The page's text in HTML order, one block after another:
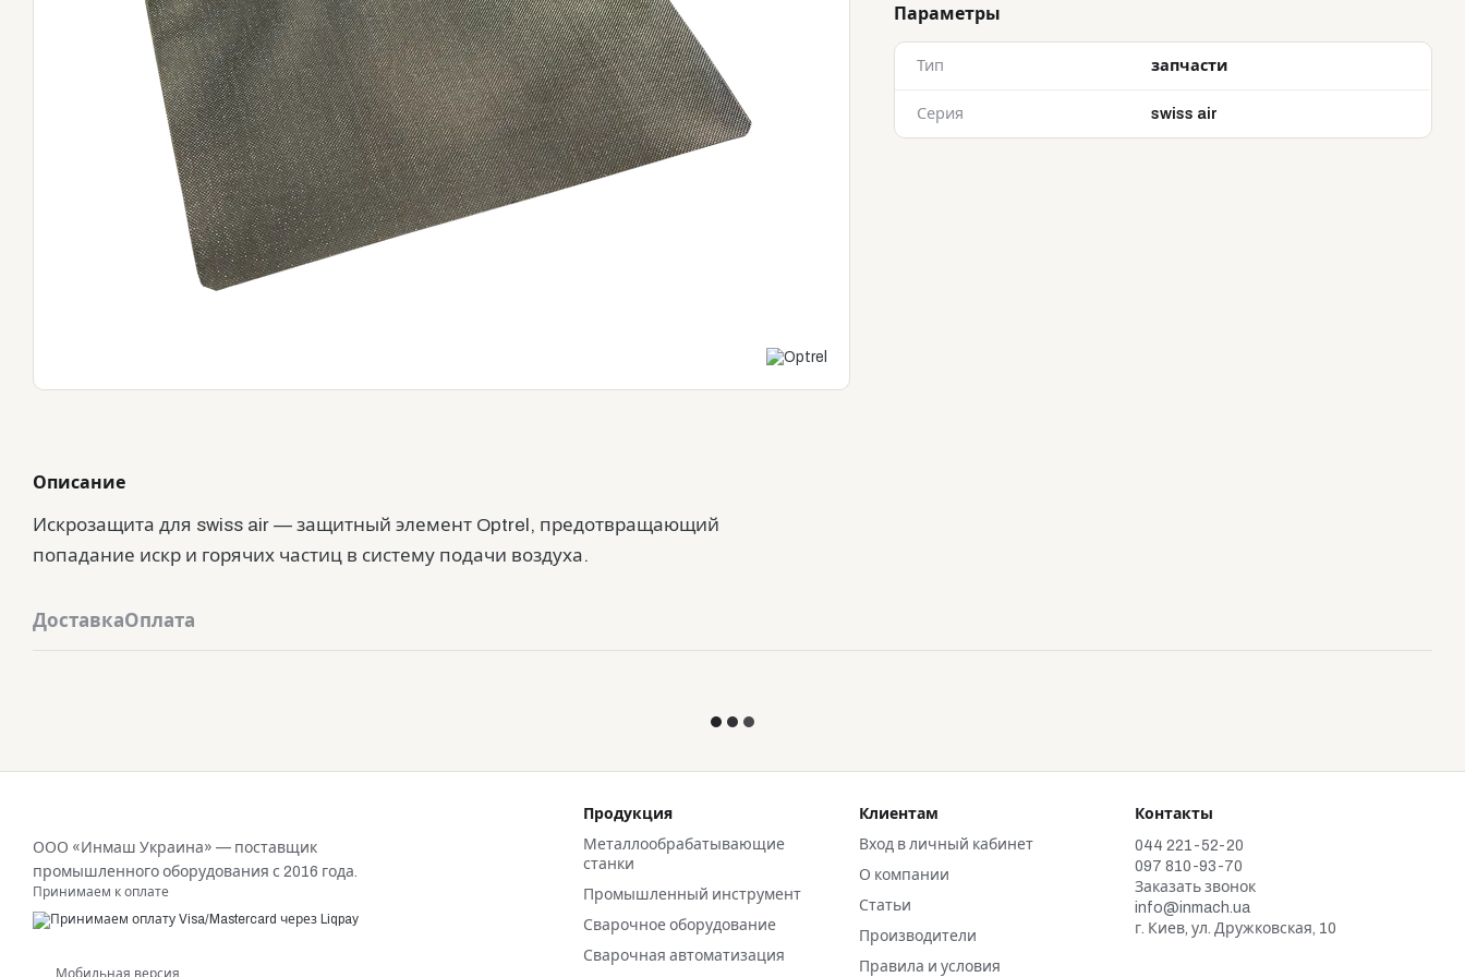
Параметры
Тип запчасти
Серия swiss air
Описание
Искрозащита для swiss air — защитный элемент Optrel, предотвращающий
попадание искр и горячих частиц в систему подачи воздуха.
ДоставкаОплата
ООО «Инмаш Украина» — поставщик
промышленного оборудования с 2016 года.
Принимаем к оплате
Мобильная версия
Продукция
Металлообрабатывающие
станки
Промышленный инструмент
Сварочное оборудование
Сварочная автоматизация
Клиентам
Вход в личный кабинет
О компании
Статьи
Производители
Правила и условия
Контакты
044 221-52-20
097 810-93-70
Заказать звонок
info@inmach.ua
г. Киев, ул. Дружковская, 10